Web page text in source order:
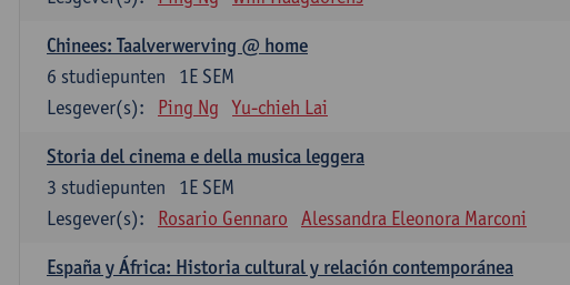
Chinees: Taalverwerving @ home
1E SEM
6 studiepunten
Lesgever(s):
Ping Ng Yu-chieh Lai
Storia del cinema e della musica leggera
1E SEM
3 studiepunten
Lesgever(s):
Rosario Gennaro Alessandra Eleonora Marconi
España y África: Historia cultural y relación contemporánea